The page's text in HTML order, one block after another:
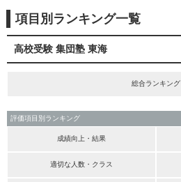
項目別ランキング一覧
高校受験 集団塾 東海
総合ランキング
評価項目別ランキング
成績向上・結果
適切な人数・クラス